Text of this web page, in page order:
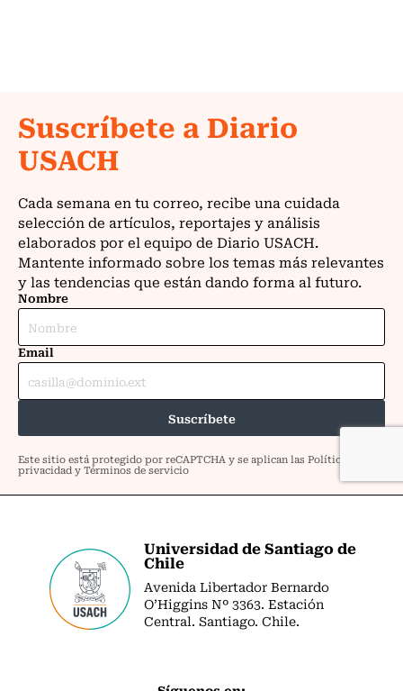
Universidad de Santiago de
Chile
Avenida Libertador Bernardo
O’Higgins Nº 3363. Estación
Central. Santiago. Chile.